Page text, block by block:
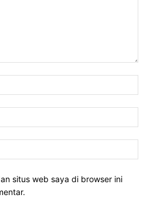
situs web saya di browser ini